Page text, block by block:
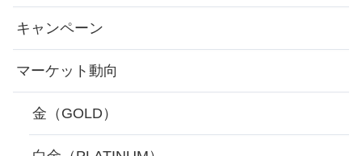
キャンペーン
マーケット動向
金（GOLD）